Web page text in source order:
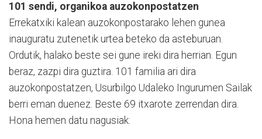
101 sendi, organikoa auzokonpostatzen
Errekatxiki kalean auzokonpostarako lehen gunea
inauguratu zutenetik urtea beteko da asteburuan.
Ordutik, halako beste sei gune ireki dira herrian. Egun
beraz, zazpi dira guztira. 101 familia ari dira
auzokonpostatzen, Usurbilgo Udaleko Ingurumen Sailak
berri eman duenez. Beste 69 itxarote zerrendan dira.
Hona hemen datu nagusiak: